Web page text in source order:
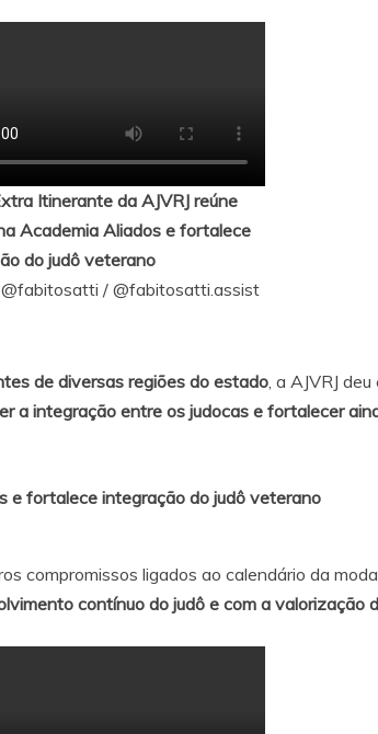
Itinerante da AJVRJ reúne
Academia Aliados e fortalece
do judô veterano
@fabitosatti / @fabitosatti.assist
de diversas regiões do estado, a AJVRJ
a integração entre os judocas e fortalecer
e fortalece integração do judô veterano
compromissos ligados ao calendário da
contínuo do judô e com a valorização